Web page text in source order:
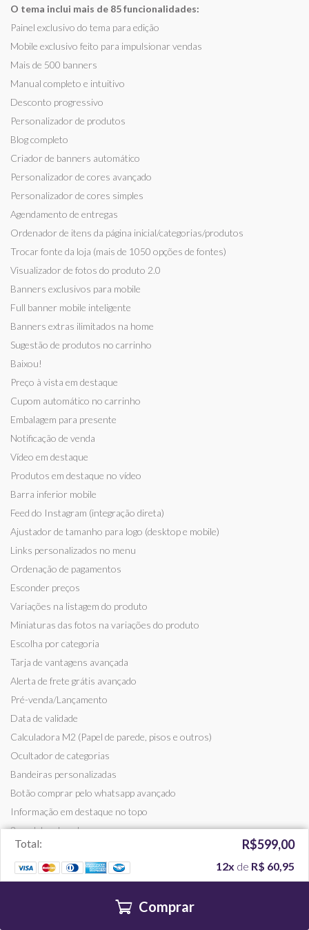
O tema inclui mais de 85 funcionalidades:
Painel exclusivo do tema para edição
Mobile exclusivo feito para impulsionar vendas
Mais de 500 banners
Manual completo e intuitivo
Desconto progressivo
Personalizador de produtos
Blog completo
Criador de banners automático
Personalizador de cores avançado
Personalizador de cores simples
Agendamento de entregas
Ordenador de itens da página inicial/categorias/produtos
Trocar fonte da loja (mais de 1050 opções de fontes)
Visualizador de fotos do produto 2.0
Banners exclusivos para mobile
Full banner mobile inteligente
Banners extras ilimitados na home
Sugestão de produtos no carrinho
Baixou!
Preço à vista em destaque
Cupom automático no carrinho
Embalagem para presente
Notificação de venda
Vídeo em destaque
Produtos em destaque no vídeo
Barra inferior mobile
Feed do Instagram (integração direta)
Ajustador de tamanho para logo (desktop e mobile)
Links personalizados no menu
Ordenação de pagamentos
Esconder preços
Variações na listagem do produto
Miniaturas das fotos na variações do produto
Escolha por categoria
Tarja de vantagens avançada
Alerta de frete grátis avançado
Pré-venda/Lançamento
Data de validade
Calculadora M2 (Papel de parede, pisos e outros)
Ocultador de categorias
Bandeiras personalizadas
Botão comprar pelo whatsapp avançado
Informação em destaque no topo
2 modelos de submenu
Produtos em destaque no submenu
Comprar sem senha
Limitar compra para PF ou PJ
Total: R$599,00
12x de R$ 60,95
Comprar